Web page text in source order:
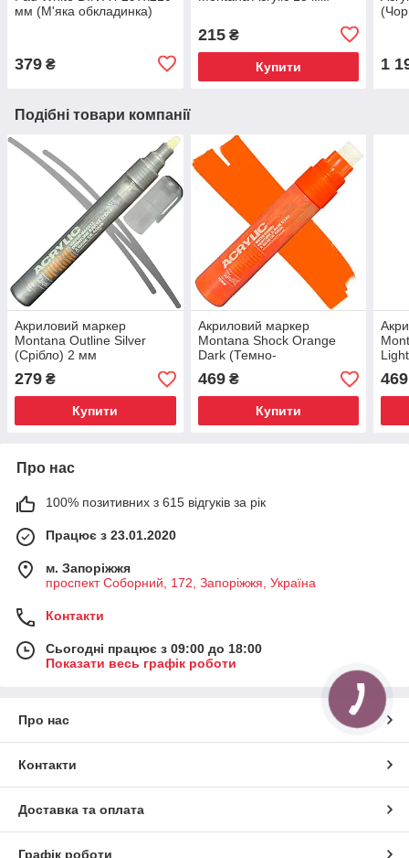
мм (М'яка обкладинка)
379 ₴
215₴
Купити 1
Подібні товари компанії
Акриловий маркер
Montana Outline Silver
(Срібло) 2 мм
279 ₴
Купити
Акриловий маркер
Montana Shock Orange
Dark (Темно-
помаранчевий) 15 мм
469₴
Купити
15
469
Про нас
100% позитивних з 615 відгуків за рік
Працює з 23.01.2020
м. Запоріжжя
проспект Соборний, 172, Запоріжжя, Україна
Контакти
Сьогодні працює з 09:00 до 18:00
Показати весь графік роботи
Про нас
Контакти
Доставка та оплата
Графік роботи